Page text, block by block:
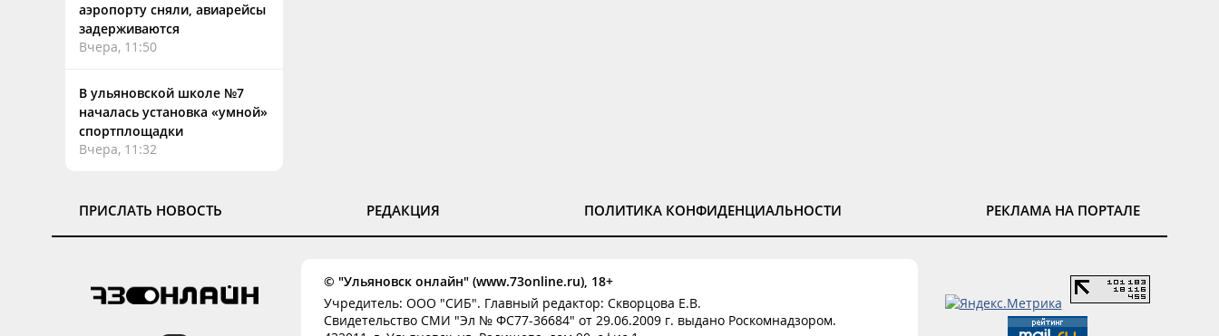
аэропорту сняли, авиарейсы
задерживаются
Вчера, 11:50
В ульяновской школе №7
началась установка «умной»
спортплощадки
Вчера, 11:32
ПРИСЛАТЬ НОВОСТЬ РЕДАКЦИЯ ПОЛИТИКА КОНФИДЕНЦИАЛЬНОСТИ РЕКЛАМА НА ПОРТАЛЕ
© "Ульяновск онлайн" (www.73online.ru), 18+
Учредитель: ООО "СИБ". Главный редактор: Скворцова Е.В.
Свидетельство СМИ "Эл № ФС77-36684" от 29.06.2009 г. выдано Роскомнадзором.